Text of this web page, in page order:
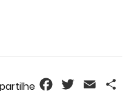
FacebookTwitterEmail